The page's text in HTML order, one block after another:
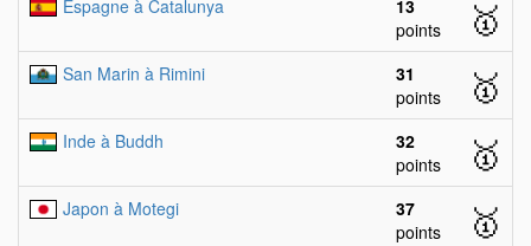
Espagne à Catalunya
13
points
🥇
San Marin à Rimini
31
points
🥇
Inde à Buddh
32
points
🥇
Japon à Motegi
37
points
🥇